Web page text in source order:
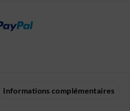
Informations complémentaires